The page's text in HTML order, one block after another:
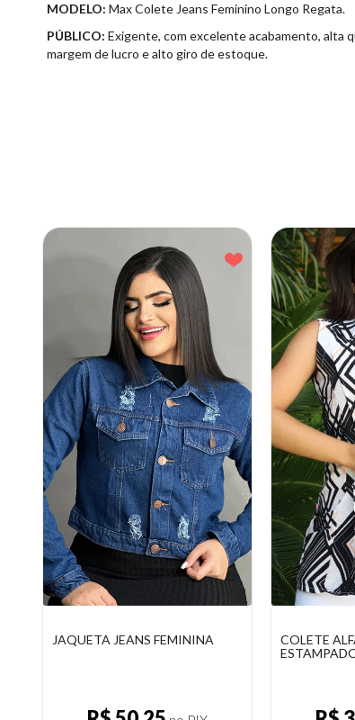
MODELO: Max Colete Jeans Feminino Longo Regata.
PÚBLICO: Exigente, com excelente acabamento, alta
margem de lucro e alto giro de estoque.
COLETE ALFAIATARIA
CASACO
BOTÕES